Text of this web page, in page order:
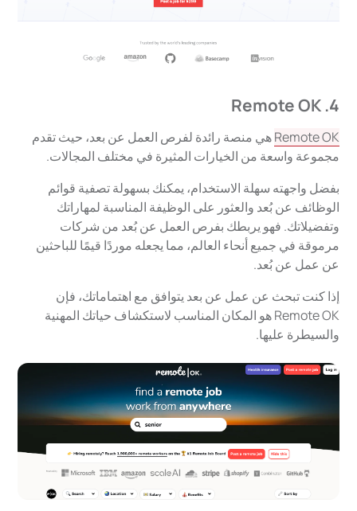
4. Remote OK
Remote OKهي منصة رائدة لفرص العمل عن بعد، حيث تقدم
مجموعة واسعة من الخيارات المثيرة في مختلف المجالات.
بفضل واجهته سهلة الاستخدام، يمكنك بسهولة تصفية قوائم
الوظائف عن بُعد والعثور على الوظيفة المناسبة لمهاراتك
وتفضيلاتك. فهو يربطك بفرص العمل عن بُعد من شركات
مرموقة في جميع أنحاء العالم، مما يجعله موردًا قيمًا للباحثين
عن عمل عن بُعد.
إذا كنت تبحث عن عمل عن بعد يتوافق مع اهتماماتك، فإن
Remote OK هو المكان المناسب لاستكشاف حياتك المهنية
والسيطرة عليها.